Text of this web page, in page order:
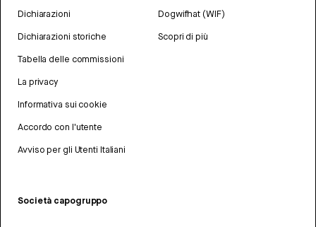
Dichiarazioni
Dichiarazioni storiche
Tabella delle commissioni
La privacy
Informativa sui cookie
Accordo con l'utente
Avviso per gli Utenti Italiani
Dogwifhat (WIF)
Scopri di più
Società capogruppo